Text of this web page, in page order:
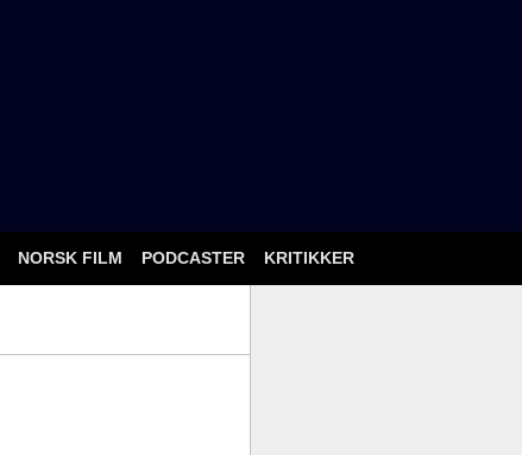
NORSK FILM PODCASTER KRITIKKER